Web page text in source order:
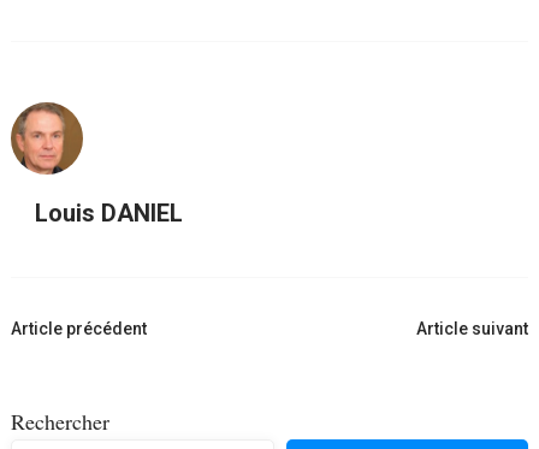
Louis DANIEL
Navigation
Article précédent Article suivant
Rechercher